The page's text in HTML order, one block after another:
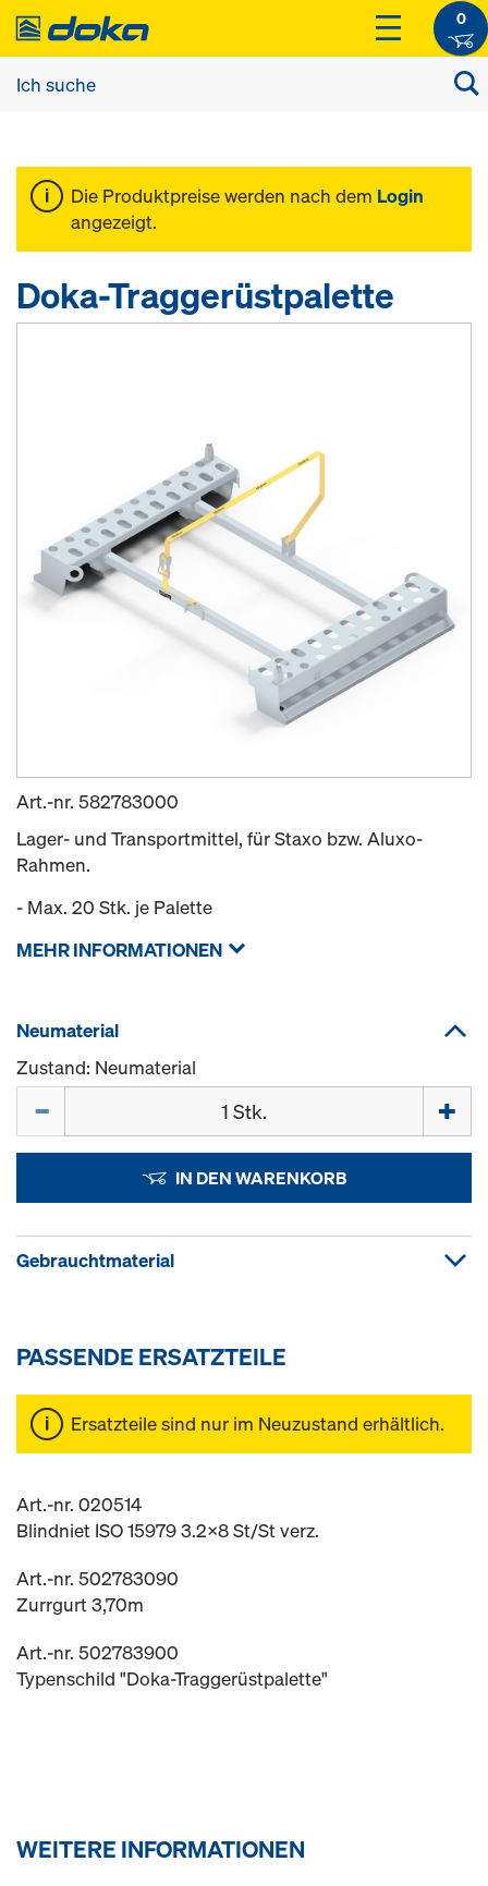
0
Die Produktpreise werden nach dem Login
angezeigt.
Doka-Traggerüstpalette
Art.-nr. 582783000
Lager- und Transportmittel, für Staxo bzw. Aluxo-
Rahmen.
- Max. 20 Stk. je Palette
MEHR INFORMATIONEN
Neumaterial
Zustand: Neumaterial
IN DEN WARENKORB
Gebrauchtmaterial
PASSENDE ERSATZTEILE
Ersatzteile sind nur im Neuzustand erhältlich.
Art.-nr. 020514
Blindniet ISO 15979 3.2x8 St/St verz.
Art.-nr. 502783090
Zurrgurt 3,70m
Art.-nr. 502783900
Typenschild "Doka-Traggerüstpalette"
WEITERE INFORMATIONEN